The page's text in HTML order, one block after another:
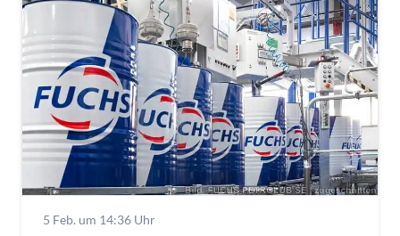
5 Feb. um 14:36 Uhr